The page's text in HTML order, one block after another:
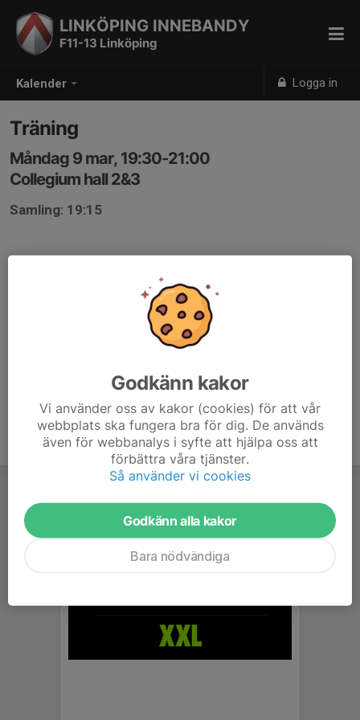
Kalender Logga in
LINKÖPING INNEBANDY
F11-13 Linköping
Träning
Måndag 9 mar, 19:30-21:00
Collegium hall 2&3
Samling: 19:15
Godkänn kakor
Vi använder oss av kakor (cookies) för att vår
webbplats ska fungera bra för dig. De används
även för webbanalys i syfte att hjälpa oss att
förbättra våra tjänster.
Så använder vi cookies
Godkänn alla kakor
Bara nödvändiga